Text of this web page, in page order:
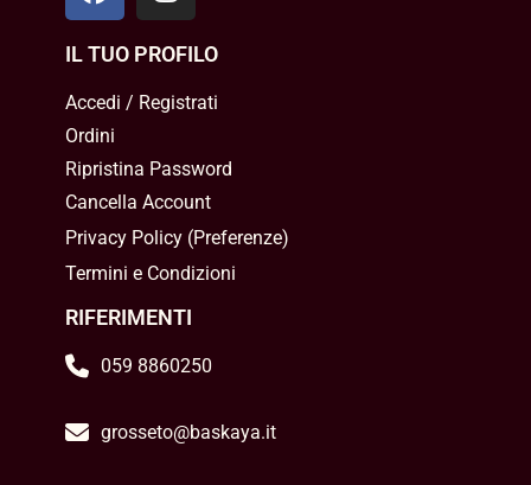
IL TUO PROFILO
Accedi / Registrati
Ordini
Ripristina Password
Cancella Account
Privacy Policy(Preferenze)
Termini e Condizioni
RIFERIMENTI
059 8860250
grosseto@baskaya.it